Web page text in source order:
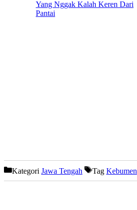
Yang Nggak Kalah Keren Dari
Pantai
Kategori Jawa Tengah Tag Kebumen